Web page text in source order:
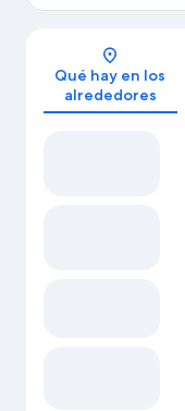
Qué hay en los
alrededores